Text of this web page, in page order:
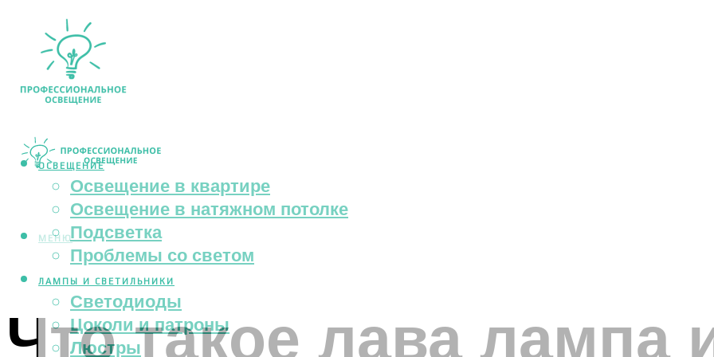
ОСВЕЩЕНИЕ
Освещение в квартире
Освещение в натяжном потолке
Подсветка
Проблемы со светом
ЛАМПЫ И СВЕТИЛЬНИКИ
Светодиоды
Цоколи и патроны
Люстры
МЕНЮ
Что такое лава лампа